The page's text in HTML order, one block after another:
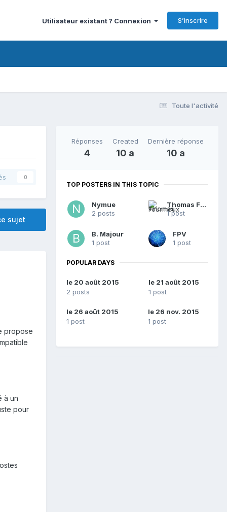
Utilisateur existant ? Connexion S’inscrire
Toute l'activité
0
sujet
propose
à un
pour
Réponses
4
Created
10 a
Dernière réponse
10 a
TOP POSTERS IN THIS TOPIC
Nymue
2 posts
Thomas Fourmeux
1 post
B. Majour
1 post
FPV
1 post
POPULAR DAYS
le 20 août 2015
2 posts
le 21 août 2015
1 post
le 26 août 2015
1 post
le 26 nov. 2015
1 post